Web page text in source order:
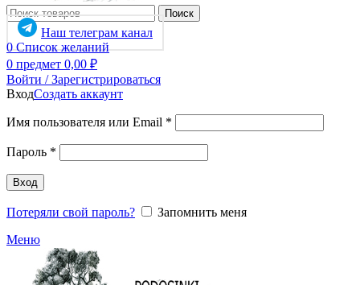
Поиск
Наш телеграм канал
0 Список желаний
0 предмет 0,00 ₽
Войти / Зарегистрироваться
ВходСоздать аккаунт
Имя пользователя или Email *
Пароль *
Вход
Потеряли свой пароль?
Запомнить меня
Меню